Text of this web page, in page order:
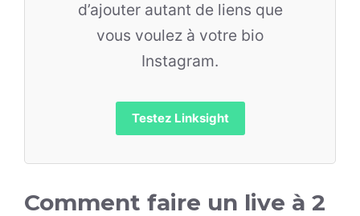
d’ajouter autant de liens que
vous voulez à votre bio
Instagram.
Testez Linksight
Comment faire un live à 2